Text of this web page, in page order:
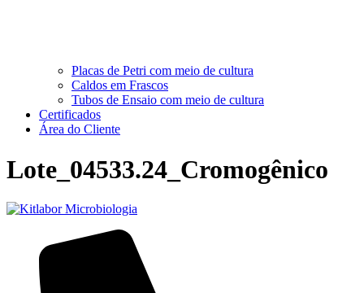
Placas de Petri com meio de cultura
Caldos em Frascos
Tubos de Ensaio com meio de cultura
Certificados
Área do Cliente
Lote_04533.24_Cromogênico